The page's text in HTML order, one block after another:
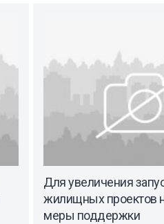
Для увеличения
жилищных проектов
меры поддержки